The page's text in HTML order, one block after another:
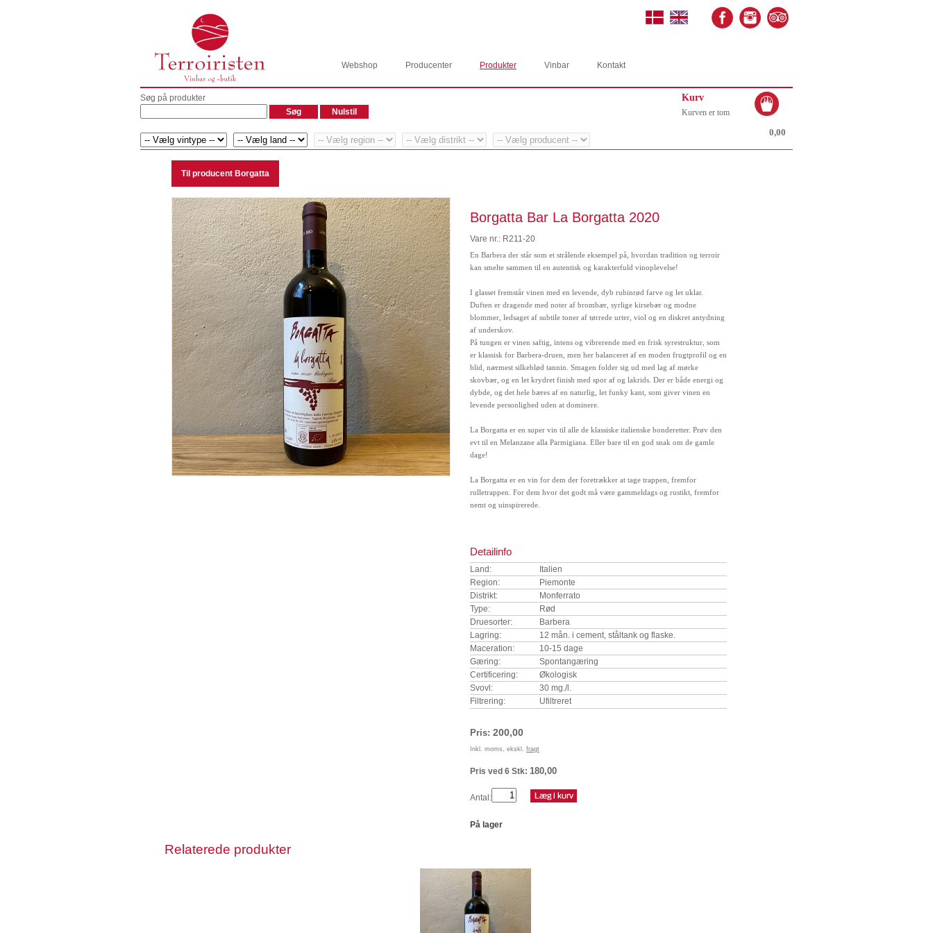
Webshop Producenter Produkter Vinbar Kontakt
Søg på produkter Kurv
Kurven er tom
0,00
Til producent Borgatta
Borgatta Bar La Borgatta 2020
Vare nr.: R211-20
En Barbera der står som et strålende eksempel på, hvordan tradition og terroir
kan smelte sammen til en autentisk og karakterfuld vinoplevelse!
I glasset fremstår vinen med en levende, dyb rubinrød farve og let uklar.
Duften er dragende med noter af brombær, syrlige kirsebær og modne
blommer, ledsaget af subtile toner af tørrede urter, viol og en diskret antydning
af underskov.
På tungen er vinen saftig, intens og vibrerende med en frisk syrestruktur, som
er klassisk for Barbera-druen, men her balanceret af en moden frugtprofil og en
blid, nærmest silkeblød tannin. Smagen folder sig ud med lag af mørke
skovbær, og en let krydret finish med spor af og lakrids. Der er både energi og
dybde, og det hele bæres af en naturlig, let funky kant, som giver vinen en
levende personlighed uden at dominere.
La Borgatta er en super vin til alle de klassiske italienske bonderetter. Prøv den
evt til en Melanzane alla Parmigiana. Eller bare til en god snak om de gamle
dage!
La Borgatta er en vin for dem der foretrækker at tage trappen, fremfor
rulletrappen. For dem hvor det godt må være gammeldags og rustikt, fremfor
nemt og uinspirerede.
Detailinfo
Land:
Italien
Region:
Piemonte
Distrikt:
Monferrato
Type:
Rød
Druesorter:
Barbera
Lagring:
12 mån. i cement, ståltank og flaske.
Maceration:
10-15 dage
Gæring:
Spontangæring
Certificering:
Økologisk
Svovl:
30 mg./l.
Filtrering:
Ufiltreret
Pris: 200,00
Inkl. moms, ekskl. fragt
Pris ved 6 Stk: 180,00
Antal:
På lager
Relaterede produkter